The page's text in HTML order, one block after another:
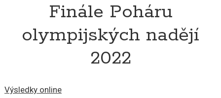
Finále Poháru
olympijských nadějí
2022
Výsledky online